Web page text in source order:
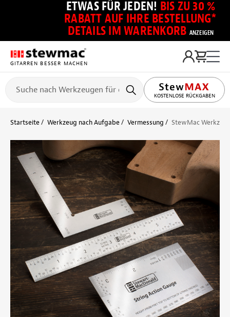
ETWAS FÜR JEDEN! BIS ZU 30 %
RABATT AUF IHRE BESTELLUNG*
DETAILS IM WARENKORB ANZEIGEN
GITARREN BESSER MACHEN
KOSTENLOSE RÜCKGABEN
Startseite Werkzeug nach Aufgabe Vermessung StewMac